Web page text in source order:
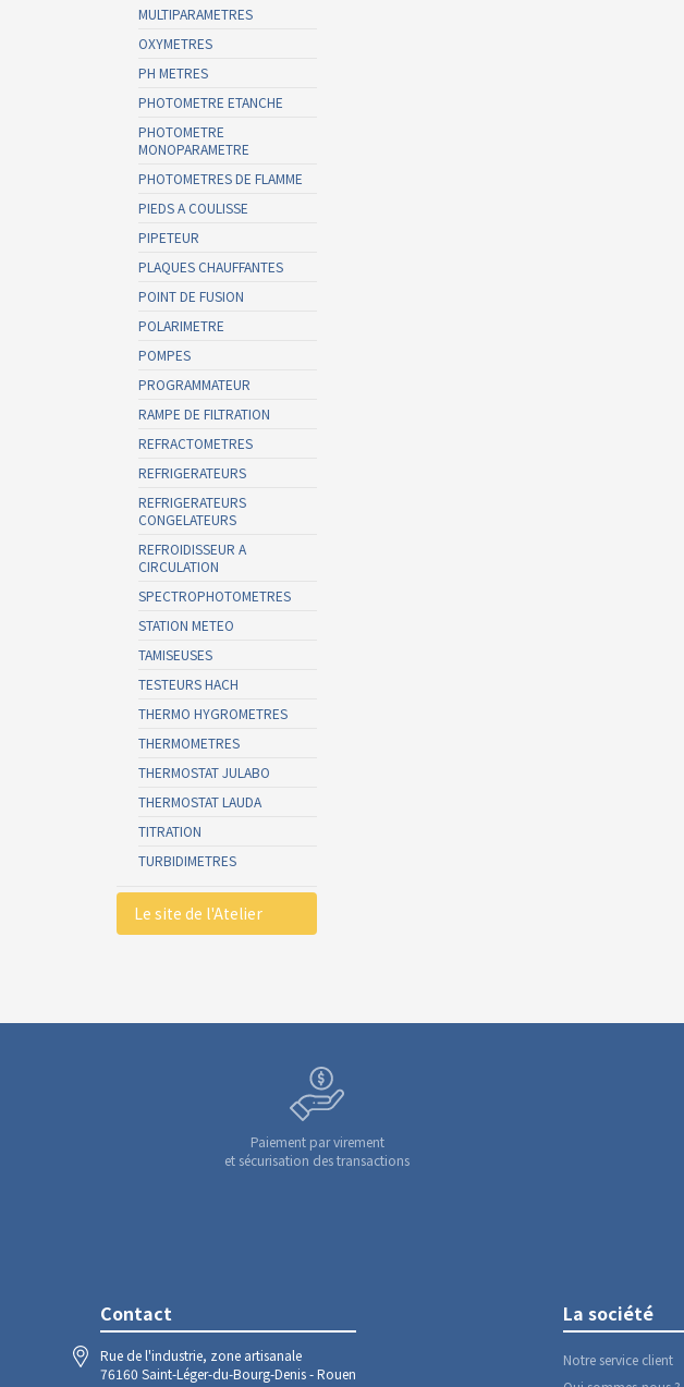
MULTIPARAMETRES
OXYMETRES
PH METRES
PHOTOMETRE ETANCHE
PHOTOMETRE
MONOPARAMETRE
PHOTOMETRES DE FLAMME
PIEDS A COULISSE
PIPETEUR
PLAQUES CHAUFFANTES
POINT DE FUSION
POLARIMETRE
POMPES
PROGRAMMATEUR
RAMPE DE FILTRATION
REFRACTOMETRES
REFRIGERATEURS
REFRIGERATEURS
CONGELATEURS
REFROIDISSEUR A
CIRCULATION
SPECTROPHOTOMETRES
STATION METEO
TAMISEUSES
TESTEURS HACH
THERMO HYGROMETRES
THERMOMETRES
THERMOSTAT JULABO
THERMOSTAT LAUDA
TITRATION
TURBIDIMETRES
Le site de l'Atelier
Paiement par virement
et sécurisation des transactions
Contact
Rue de l'industrie, zone artisanale
76160 Saint-Léger-du-Bourg-Denis - Rouen
La société
Notre service client